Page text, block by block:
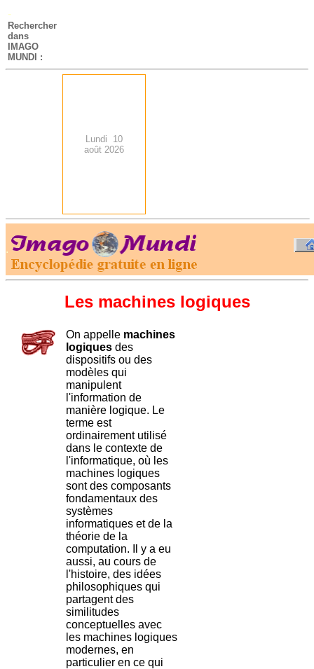
-
Rechercher
dans
IMAGO
MUNDI :
Lundi 10
août 2026
.
Les machines logiques
On appelle machines
logiques des
dispositifs ou des
modèles qui
manipulent
l'information de
manière logique. Le
terme est
ordinairement utilisé
dans le contexte de
l'informatique, où les
machines logiques
sont des composants
fondamentaux des
systèmes
informatiques et de la
théorie de la
computation. Il y a eu
aussi, au cours de
l'histoire, des idées
philosophiques qui
partagent des
similitudes
conceptuelles avec
les machines logiques
modernes, en
particulier en ce qui